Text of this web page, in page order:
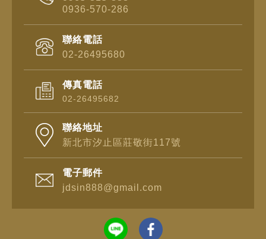
0936-570-286
聯絡電話
02-26495680
傳真電話
02-26495682
聯絡地址
新北市汐止區莊敬街117號
電子郵件
jdsin888@gmail.com